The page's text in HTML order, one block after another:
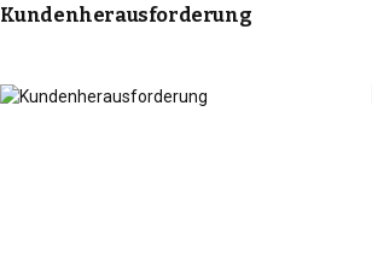
Kundenherausforderung